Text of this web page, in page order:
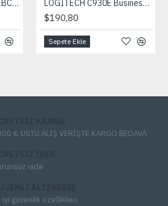
LOGITECH C270 HD WEBCAM LOGITECH C930E Business Webcam 960-000972
$190,80
Sepete Ekle
₺ ÜSTÜ ALIŞ VERİŞTE KARGO BEDAVA
iade
iyi güvenlik özellikleri